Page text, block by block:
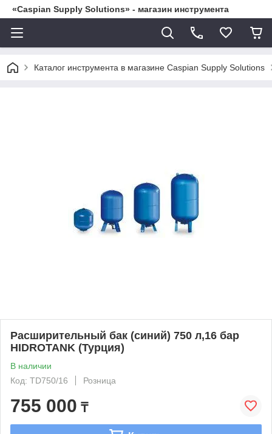
«Caspian Supply Solutions» - магазин инструмента
Каталог инструмента в магазине Caspian Supply Solutions
Расширительный бак (синий) 750 л,16 бар
HIDROTANK (Турция)
В наличии
Код: TD750/16
Розница
755 000 ₸